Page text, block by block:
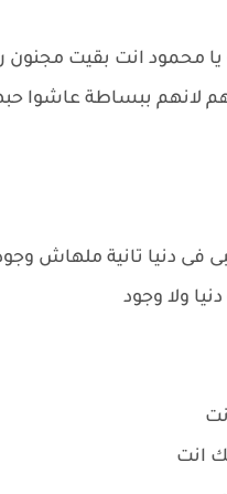
محمود انت بقيت مجنون
لانهم ببساطة
فى دنيا تانية ملهاش
ولا وجود
انت